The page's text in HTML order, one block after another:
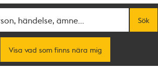
Sök
Visa vad som finns nära mig